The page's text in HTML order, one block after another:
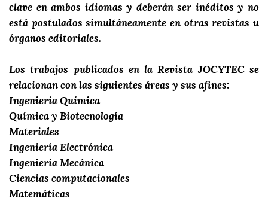
clave en ambos idiomas y deberán ser inéditos y no
está postulados simultáneamente en otras revistas u
órganos editoriales.
Los trabajos publicados en la Revista JOCYTEC se
relacionan con las siguientes áreas y sus afines:
Ingeniería Química
Química y Biotecnología
Materiales
Ingeniería Electrónica
Ingeniería Mecánica
Ciencias computacionales
Matemáticas